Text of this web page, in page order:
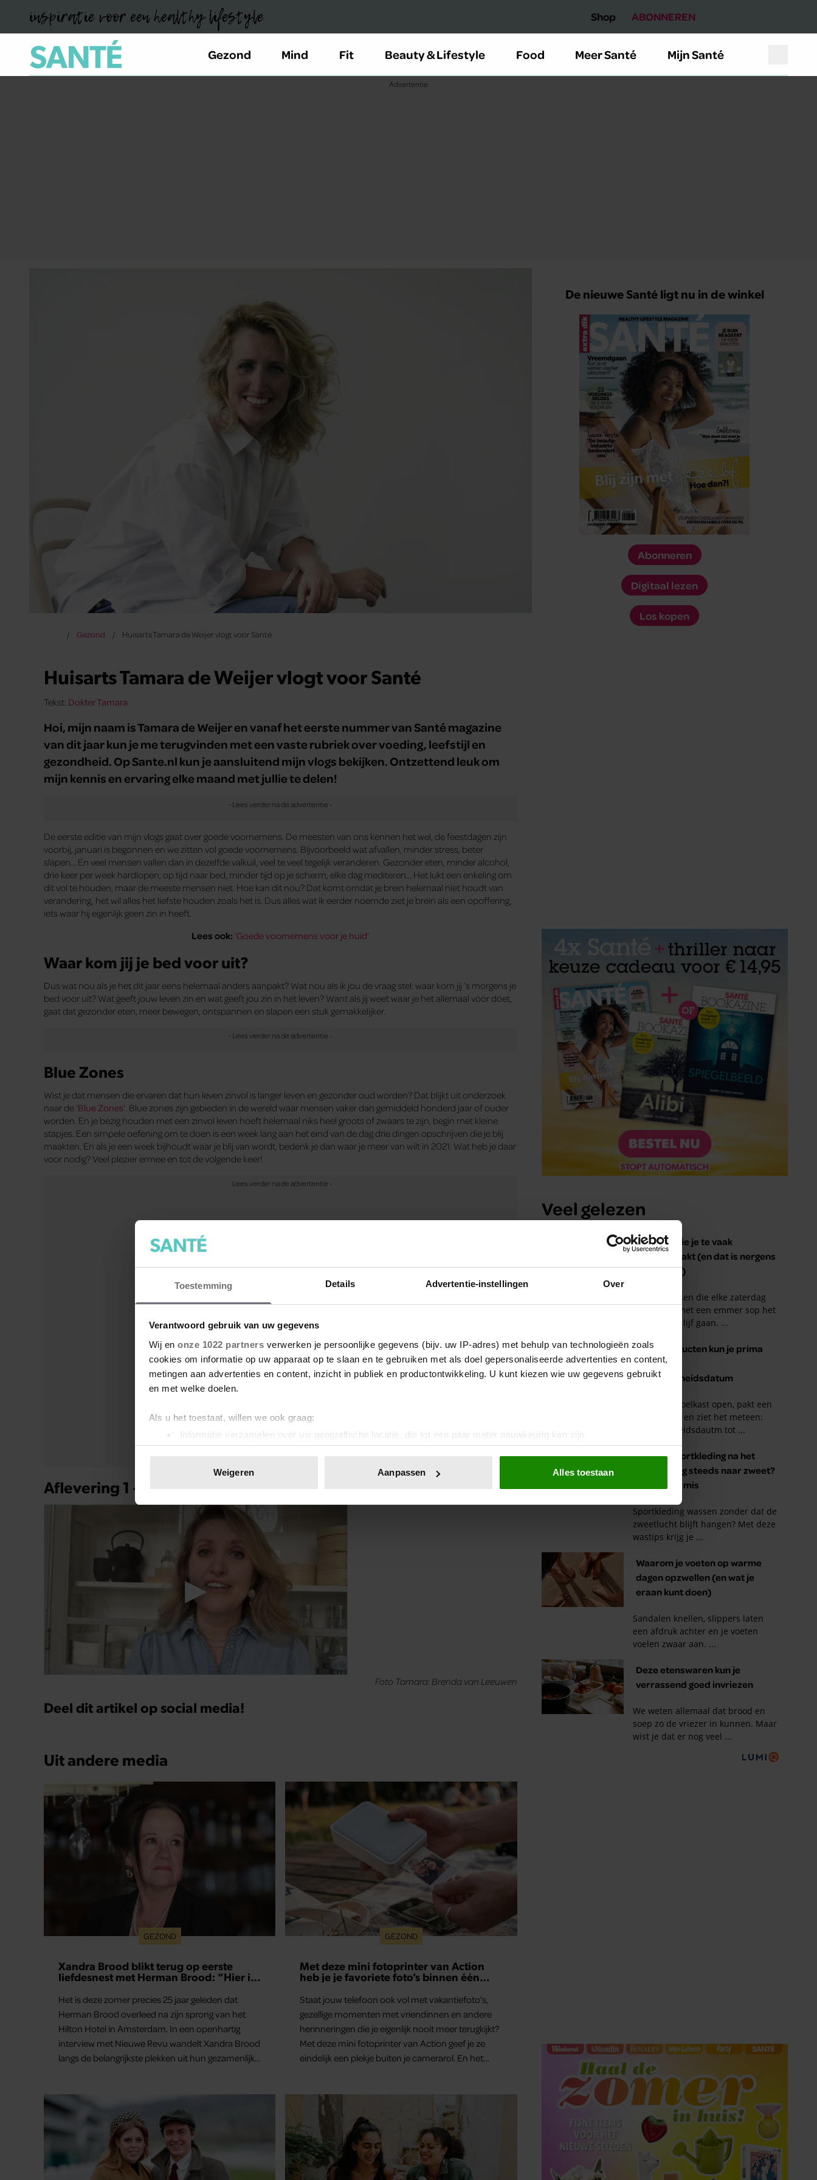
Toestemming Details Advertentie-instellingen Over
Verantwoord gebruik van uw gegevens
Wij en onze 1022 partners verwerken je persoonlijke gegevens (bijv. uw IP-adres) met behulp van technologieën zoals
cookies om informatie op uw apparaat op te slaan en te gebruiken met als doel gepersonaliseerde advertenties en content,
metingen aan advertenties en content, inzicht in publiek en productontwikkeling. U kunt kiezen wie uw gegevens gebruikt
en met welke doelen.
Als u het toestaat, willen we ook graag:
Informatie verzamelen over uw geografische locatie, die tot een paar meter nauwkeurig kan zijn
Uw apparaat identificeren door het actief te scannen op specifieke eigenschappen (fingerprinting)
toestemming op elk moment wijzigen of intrekken in de Cookieverklaring.
We gebruiken cookies om content en advertenties te personaliseren, om functies voor social media te bieden en om ons
websiteverkeer te analyseren. Ook delen we informatie over uw gebruik van onze site met onze partners voor social
media, adverteren en analyse. Deze partners kunnen deze gegevens combineren met andere informatie die u aan ze heeft
verstrekt of die ze hebben verzameld op basis van uw gebruik van hun services. U gaat akkoord met onze cookies als u
onze website blijft gebruiken.
Weigeren Aanpassen Alles toestaan
inspiratie voor een healthy lifestyle Shop ABONNEREN
Gezond Mind Fit Beauty & Lifestyle Food Meer Santé Mijn Santé
Gezond Huisarts Tamara de Weijer vlogt voor Santé
Huisarts Tamara de Weijer vlogt voor Santé
Tekst: Dokter Tamara
Hoi, mijn naam is Tamara de Weijer en vanaf het eerste nummer van Santé magazine
van dit jaar kun je me terugvinden met een vaste rubriek over voeding, leefstijl en
gezondheid. Op Sante.nl kun je aansluitend mijn vlogs bekijken. Ontzettend leuk om
mijn kennis en ervaring elke maand met jullie te delen!
De eerste editie van mijn vlogs gaat over goede voornemens. De meesten van ons kennen het wel, de feestdagen zijn
voorbij, januari is begonnen en we zitten vol goede voornemens. Bijvoorbeeld wat afvallen, minder stress, beter
slapen… En veel mensen vallen dan in dezelfde valkuil, veel te veel tegelijk veranderen. Gezonder eten, minder alcohol,
drie keer per week hardlopen, op tijd naar bed, minder tijd op je scherm, elke dag mediteren… Het lukt een enkeling om
dit vol te houden, maar de meeste mensen niet. Hoe kan dit nou? Dat komt omdat je brein helemaal niet houdt van
verandering, het wil alles het liefste houden zoals het is. Dus alles wat ik eerder noemde ziet je brein als een opoffering,
iets waar hij eigenlijk geen zin in heeft.
Lees ook: ‘Goede voornemens voor je huid‘
Waar kom jij je bed voor uit?
Dus wat nou als je het dit jaar eens helemaal anders aanpakt? Wat nou als ik jou de vraag stel: waar kom jij ’s morgens je
bed voor uit? Wat geeft jouw leven zin en wat geeft jou zin in het leven? Want als jij weet waar je het allemaal voor doet,
gaat dat gezonder eten, meer bewegen, ontspannen en slapen een stuk gemakkelijker.
Blue Zones
Wist je dat mensen die ervaren dat hun leven zinvol is langer leven en gezonder oud worden? Dat blijkt uit onderzoek
naar de ‘Blue Zones’. Blue zones zijn gebieden in de wereld waar mensen vaker dan gemiddeld honderd jaar of ouder
worden. En je bezig houden met een zinvol leven hoeft helemaal niks heel groots of zwaars te zijn, begin met kleine
stapjes. Een simpele oefening om te doen is een week lang aan het eind van de dag drie dingen opschrijven die je blij
maakten. En als je een week bijhoudt waar je blij van wordt, bedenk je dan waar je meer van wilt in 2021. Wat heb je daar
voor nodig? Veel plezier ermee en tot de volgende keer!
Aflevering 1 – goede voornemens
Deel dit artikel op social media!
Uit andere media
liefdesnest met Herman Brood: “Hier is
Hilton Hotel in Amsterdam. In een openhartig
langs de belangrijkste plekken uit hun gezamenlijke
verleden. Vooral de woning aan de Lange
Leidsedwarsstraat roept een stortvloed aan
herinneringen op. Daar begon hun leven samen
en werd dochter Lola geboren.
eindelijk een plekje buiten je camerarol. En het
leuke: binnen één minuut heb je jouw foto al in
GEZOND
Prinses Beatrice’s echtgenoot Edoardo
ontkent huwelijksproblemen
Edoardo Mapelli Mozzi, de echtgenoot van prinses
Beatrice, is in een zeldzaam interview dieper
GEZOND
Hoe ongezond zijn ijsjes?
Waterijsjes, softijs, roomijs: het ene ijsje is gezonder
dan het andere. Voor welk ijs moet je kiezen als je
minder calorieën wilt binnenkrijgen?
Dokter Tamara
De nieuwe Santé ligt nu in de winkel
Abonneren
Digitaal lezen
Los kopen